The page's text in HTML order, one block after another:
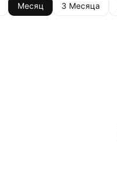
Месяц 3 Месяца